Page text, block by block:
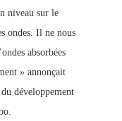
niveau sur le
ondes. Il ne nous
absorbées
» annonçait
développement